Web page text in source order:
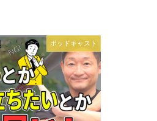
ポッドキャスト